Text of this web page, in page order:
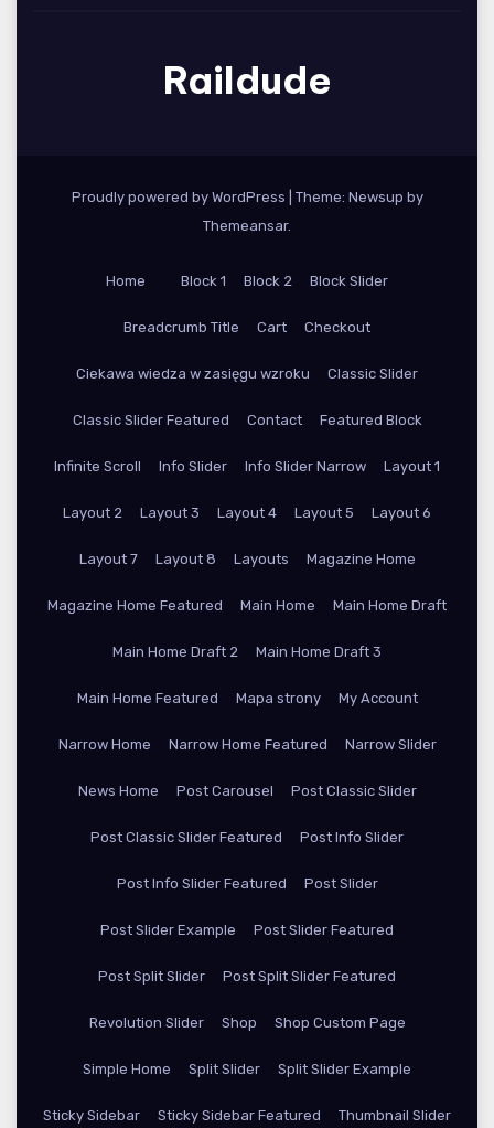
Raildude
Proudly powered by WordPress
Theme: Newsup by
Themeansar.
Home Block 1 Block 2 Block Slider
Breadcrumb Title Cart Checkout
Ciekawa wiedza w zasięgu wzroku Classic Slider
Classic Slider Featured Contact Featured Block
Infinite Scroll Info Slider Info Slider Narrow Layout 1
Layout 2 Layout 3 Layout 4 Layout 5 Layout 6
Layout 7 Layout 8 Layouts Magazine Home
Magazine Home Featured Main Home Main Home Draft
Main Home Draft 2 Main Home Draft 3
Main Home Featured Mapa strony My Account
Narrow Home Narrow Home Featured Narrow Slider
News Home Post Carousel Post Classic Slider
Post Classic Slider Featured Post Info Slider
Post Info Slider Featured Post Slider
Post Slider Example Post Slider Featured
Post Split Slider Post Split Slider Featured
Revolution Slider Shop Shop Custom Page
Simple Home Split Slider Split Slider Example
Sticky Sidebar Sticky Sidebar Featured Thumbnail Slider